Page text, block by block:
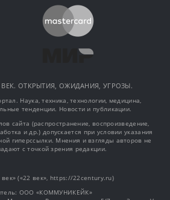
ВЕК. ОТКРЫТИЯ, ОЖИДАНИЯ, УГРОЗЫ.
Наука, техника, технологии, медицина,
тенденции. Новости и публикации.
сайта (распространение, воспроизведение,
и др.) допускается при условии указания
гиперссылки. Мнения и взгляды авторов не
с точкой зрения редакции.
век» («22 век», https://22century.ru)
OOO «КОММУНИКЕЙК»